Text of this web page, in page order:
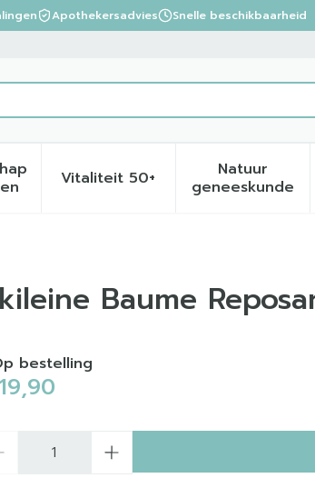
Apothekersadvies Snelle beschikbaarheid
en hygiëne categorie
voeding en vitamines categorie
submenu voor Zwangerschap en
Vitaliteit 50+Toon submenu voor
Natuur
geneeskunde
Toon
Baume
bestelling